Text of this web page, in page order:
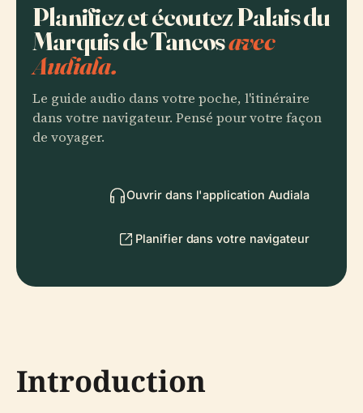
Planifiez et écoutez Palais du
Marquis de Tancosavec
Audiala.
Le guide audio dans votre poche, l'itinéraire
dans votre navigateur. Pensé pour votre façon
de voyager.
Ouvrir dans l'application Audiala
Planifier dans votre navigateur
Introduction